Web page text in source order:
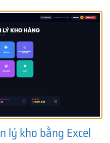
lý kho bằng Excel